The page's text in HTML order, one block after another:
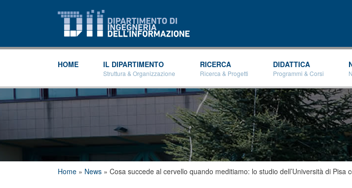
HOME IL DIPARTIMENTO
Struttura & Organizzazione
RICERCA
Ricerca & Progetti
DIDATTICA
Programmi & Corsi
Tu sei qui
Home » News » Cosa succede al cervello quando meditiamo: lo studio dell’Università di